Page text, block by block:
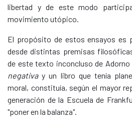
libertad y de este modo
movimiento utópico.
El propósito de estos ensayos es
desde distintas premisas
de este texto inconcluso de Adorno
negativay un libro que tenía
moral, constituía, según el mayor
generación de la Escuela de
"poner en la balanza".